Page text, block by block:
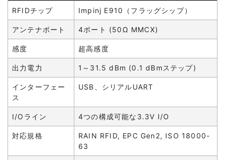
RFIDチップ Impinj E910（フラッグシップ）
アンテナポート 4ポート (50Ω MMCX)
感度 超高感度
出力電力 1～31.5 dBm (0.1 dBmステップ)
インターフェー
ス
USB、シリアルUART
I/Oライン 4つの構成可能な3.3V I/O
対応規格
RAIN RFID, EPC Gen2, ISO 18000-
63